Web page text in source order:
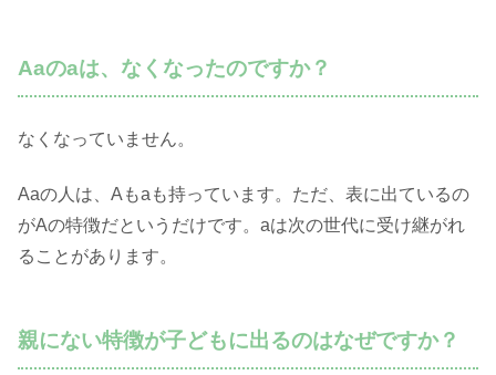
Aaのaは、なくなったのですか？
なくなっていません。
Aaの人は、Aもaも持っています。ただ、表に出ているの
がAの特徴だというだけです。aは次の世代に受け継がれ
ることがあります。
親にない特徴が子どもに出るのはなぜですか？